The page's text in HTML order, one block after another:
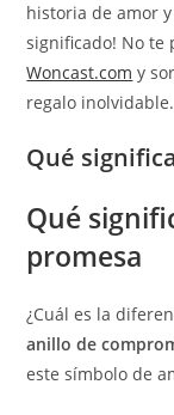
historia de amor
significado! No te
Woncast.com y
regalo
Qué
Qué
promesa
¿Cuál es la
anillo de
este símbolo de